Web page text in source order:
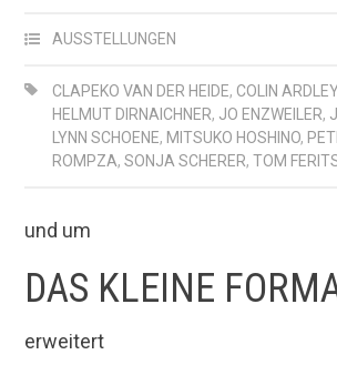
AUSSTELLUNGEN
CLAPEKO VAN DER HEIDE, COLIN ARDLEY
HELMUT DIRNAICHNER, JO ENZWEILER,
LYNN SCHOENE, MITSUKO HOSHINO,
ROMPZA,SONJA SCHERER,TOM
und um
DAS KLEINE
erweitert